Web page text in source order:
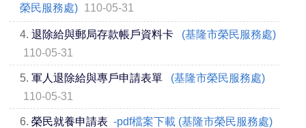
榮民服務處) 110-05-31
4. 退除給與郵局存款帳戶資料卡
(基隆市榮民服務處)
110-05-31
5. 軍人退除給與專戶申請表單
(基隆市榮民服務處)
110-05-31
6. 榮民就養申請表 -pdf檔案下載 (基隆市榮民服務處)